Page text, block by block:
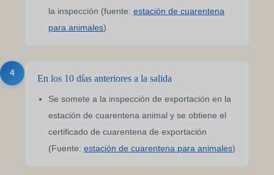
la inspección (fuente: estación de cuarentena
para animales)
4
En los 10 días anteriores a la salida
Se somete a la inspección de exportación en la
estación de cuarentena animal y se obtiene el
certificado de cuarentena de exportación
(Fuente: estación de cuarentena para animales)